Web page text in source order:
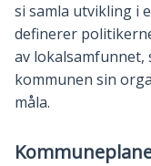
si samla utvikling i
definerer
av
kommunen sin
måla.